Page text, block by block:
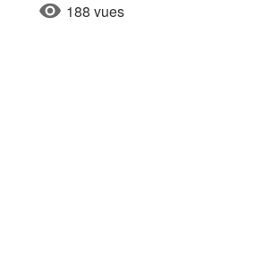
188 vues